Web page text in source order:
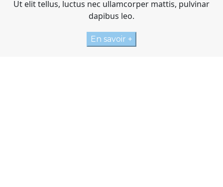
Ut elit tellus, luctus nec ullamcorper mattis, pulvinar
dapibus leo.
En savoir +